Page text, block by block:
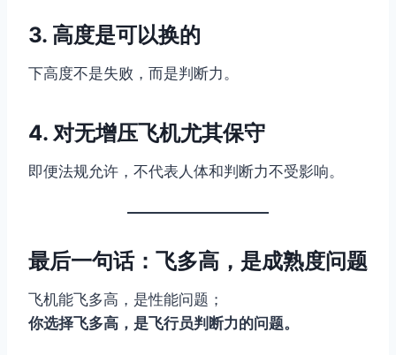
3. 高度是可以换的
下高度不是失败，而是判断力。
4. 对无增压飞机尤其保守
即便法规允许，不代表人体和判断力不受影响。
最后一句话：飞多高，是成熟度问题
飞机能飞多高，是性能问题；
你选择飞多高，是飞行员判断力的问题。